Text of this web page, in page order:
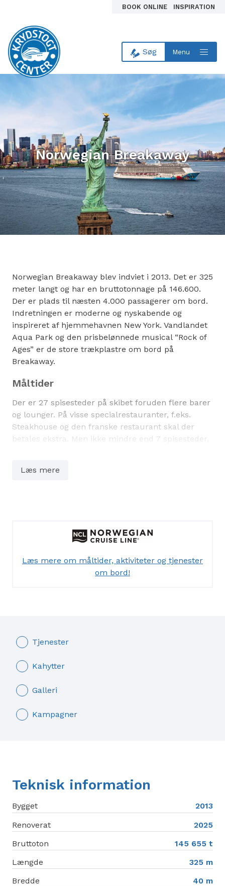
BOOK ONLINE INSPIRATION
Til forsiden
Søg Menu
Norwegian Breakaway
Norwegian Breakaway blev indviet i 2013. Det er 325
meter langt og har en bruttotonnage på 146.600.
Der er plads til næsten 4.000 passagerer om bord.
Indretningen er moderne og nyskabende og
inspireret af hjemmehavnen New York. Vandlandet
Aqua Park og den prisbelønnede musical “Rock of
Ages” er de store trækplastre om bord på
Breakaway.
Måltider
Der er 27 spisesteder på skibet foruden flere barer
og lounger. På visse specialrestauranter, f.eks.
Steakhouse og den franske restaurant skal der
betales ekstra. Men ikke mindre end 7 spisesteder,
flere restauranter mulighed for at spise udendørs
Du kan nyde fantastiske Broadway-shows, danse på
shoppe. På Vibe Beach Club, der er forbeholdt
voksne, kan du slappe af i baren ved vandet. Børn i
spaen og forkæle dig selv med de mange
er på udkig efter, finder du det her om bord.
Læs mere
Læs mere om måltider, aktiviteter og tjenester
om bord!
Tjenester
Kahytter
Galleri
Kampagner
Teknisk information
Bygget
2013
Renoverat
2025
Bruttoton
145 655 t
Længde
325 m
Bredde
40 m